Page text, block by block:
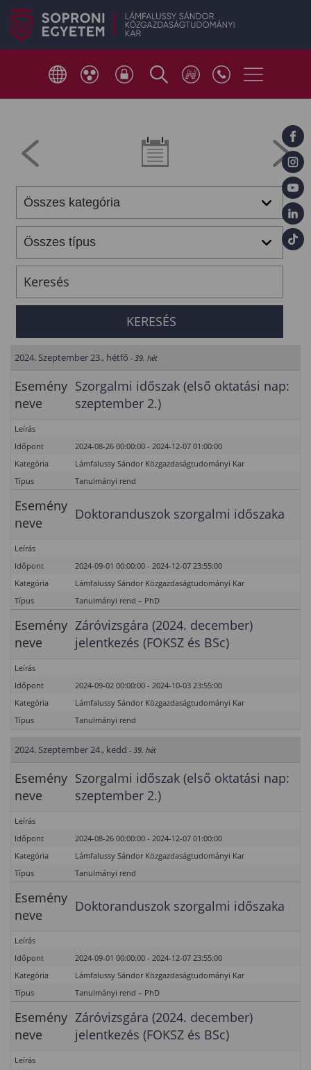
2024. Szeptember 23., hétfő - 39. hét
Esemény
neve
Szorgalmi időszak (első oktatási nap:
szeptember 2.)
Leírás
Időpont
2024-08-26 00:00:00 - 2024-12-07 01:00:00
Kategória
Lámfalussy Sándor Közgazdaságtudományi Kar
Típus
Tanulmányi rend
Esemény
neve
Doktoranduszok szorgalmi időszaka
Leírás
Időpont
2024-09-01 00:00:00 - 2024-12-07 23:55:00
Kategória
Lámfalussy Sándor Közgazdaságtudományi Kar
Típus
Tanulmányi rend – PhD
Esemény
neve
Záróvizsgára (2024. december)
jelentkezés (FOKSZ és BSc)
Leírás
Időpont
2024-09-02 00:00:00 - 2024-10-03 23:55:00
Kategória
Lámfalussy Sándor Közgazdaságtudományi Kar
Típus
Tanulmányi rend
2024. Szeptember 24., kedd - 39. hét
Esemény
neve
Szorgalmi időszak (első oktatási nap:
szeptember 2.)
Leírás
Időpont
2024-08-26 00:00:00 - 2024-12-07 01:00:00
Kategória
Lámfalussy Sándor Közgazdaságtudományi Kar
Típus
Tanulmányi rend
Esemény
neve
Doktoranduszok szorgalmi időszaka
Leírás
Időpont
2024-09-01 00:00:00 - 2024-12-07 23:55:00
Kategória
Lámfalussy Sándor Közgazdaságtudományi Kar
Típus
Tanulmányi rend – PhD
Esemény
neve
Záróvizsgára (2024. december)
jelentkezés (FOKSZ és BSc)
Leírás